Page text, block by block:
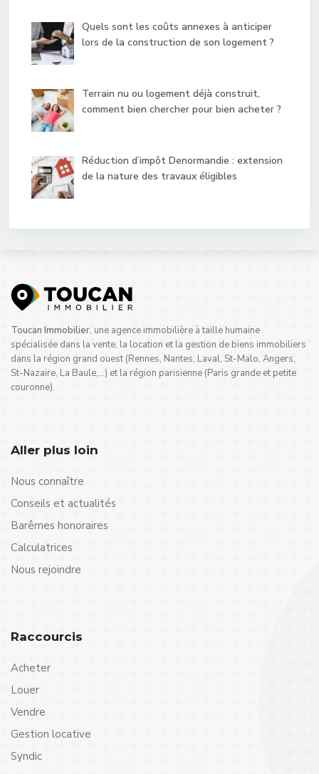
Quels sont les coûts annexes à anticiper
lors de la construction de son logement ?
Terrain nu ou logement déjà construit,
comment bien chercher pour bien acheter ?
Réduction d’impôt Denormandie : extension
de la nature des travaux éligibles
Toucan Immobilier, une agence immobilière à taille humaine
spécialisée dans la vente, la location et la gestion de biens immobiliers
dans la région grand ouest (Rennes, Nantes, Laval, St-Malo, Angers,
St-Nazaire, La Baule,…) et la région parisienne (Paris grande et petite
couronne).
Aller plus loin
Nous connaître
Conseils et actualités
Barêmes honoraires
Calculatrices
Nous rejoindre
Raccourcis
Acheter
Louer
Vendre
Gestion locative
Syndic